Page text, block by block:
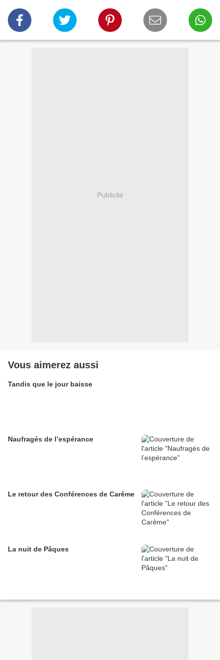
Publicité
Vous aimerez aussi
Tandis que le jour baisse
Naufragés de l’espérance
Le retour des Conférences de Carême
La nuit de Pâques